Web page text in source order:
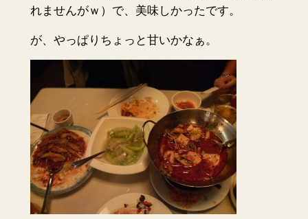
れませんがｗ）で、美味しかったです。
が、やっぱりちょっと甘いかなぁ。